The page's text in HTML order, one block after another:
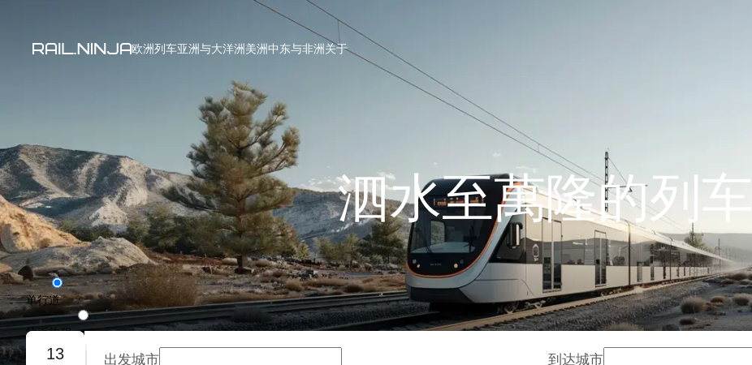
欧洲列车亚洲与大洋洲美洲中东与非洲关于
泗水至萬隆的列车
单行道
往返旅程
13 出发城市 到达城市